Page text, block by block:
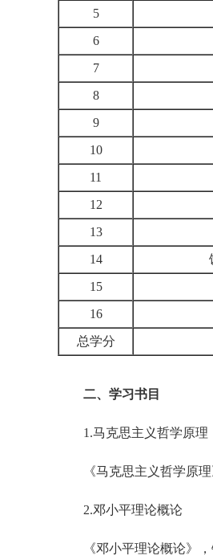
5
6
7
8
9
10
11
12
13
14
15
16
总学分
二、学习书目
1.马克思主义哲学原理
《马克思主义哲学原理
2.邓小平理论概论
《邓小平理论概论》，